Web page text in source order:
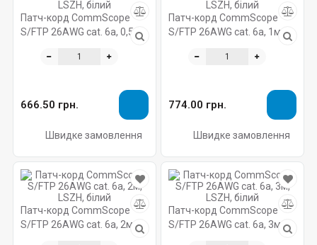
Патч-корд CommScope
S/FTP 26AWG cat. 6a, 0,5м,
666.50 грн.
Швидке замовлення
Патч-корд CommScope
S/FTP 26AWG cat. 6a, 1м,
774.00 грн.
Швидке замовлення
Патч-корд CommScope
S/FTP 26AWG cat. 6a, 2м,
Патч-корд CommScope
S/FTP 26AWG cat. 6a, 3м,